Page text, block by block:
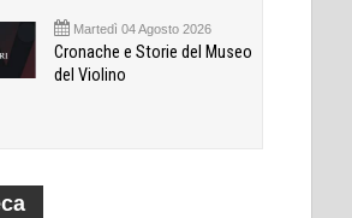
Martedì 04 Agosto 2026
Cronache e Storie del Museo
del Violino